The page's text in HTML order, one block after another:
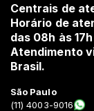
Centrais de
Horário de
das 08h às
Atendimento
Brasil.
São Paulo
(11) 4003-9016